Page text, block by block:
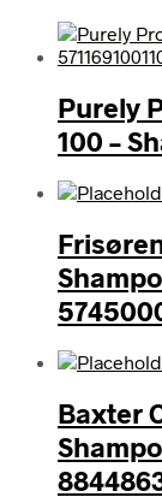
Purely
100 –
Baxter